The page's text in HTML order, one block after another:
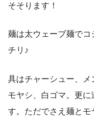
そそります！
麺は太ウェーブ麺でコ
チリ♪
具はチャーシュー、メ
モヤシ、白ゴマ。更
す。ただでさえ麺と